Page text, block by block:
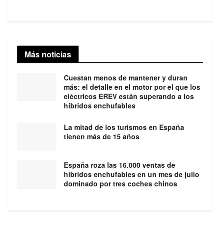
Más noticias
Cuestan menos de mantener y duran
más: el detalle en el motor por el que los
eléctricos EREV están superando a los
híbridos enchufables
La mitad de los turismos en España
tienen más de 15 años
España roza las 16.000 ventas de
híbridos enchufables en un mes de julio
dominado por tres coches chinos